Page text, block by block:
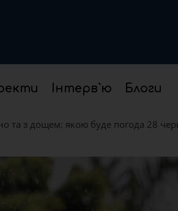
Інтерв`ю Блоги
та з дощем: якою буде погода 28